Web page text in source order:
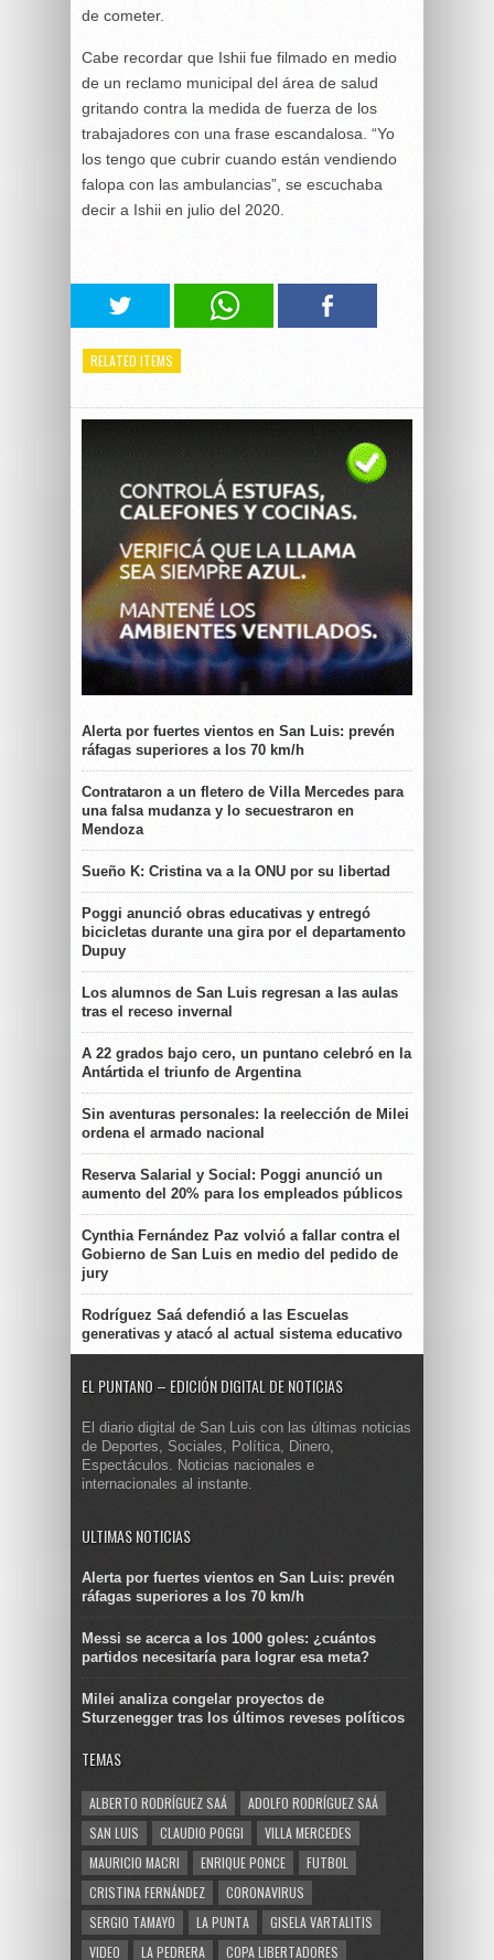
de cometer.
Cabe recordar que Ishii fue filmado en medio
de un reclamo municipal del área de salud
gritando contra la medida de fuerza de los
trabajadores con una frase escandalosa. “Yo
los tengo que cubrir cuando están vendiendo
falopa con las ambulancias”, se escuchaba
decir a Ishii en julio del 2020.
RELATED ITEMS
Alerta por fuertes vientos en San Luis: prevén
ráfagas superiores a los 70 km/h
Contrataron a un fletero de Villa Mercedes para
una falsa mudanza y lo secuestraron en
Mendoza
Sueño K: Cristina va a la ONU por su libertad
Poggi anunció obras educativas y entregó
bicicletas durante una gira por el departamento
Dupuy
Los alumnos de San Luis regresan a las aulas
tras el receso invernal
A 22 grados bajo cero, un puntano celebró en la
Antártida el triunfo de Argentina
Sin aventuras personales: la reelección de Milei
ordena el armado nacional
Reserva Salarial y Social: Poggi anunció un
aumento del 20% para los empleados públicos
Cynthia Fernández Paz volvió a fallar contra el
Gobierno de San Luis en medio del pedido de
jury
Rodríguez Saá defendió a las Escuelas
generativas y atacó al actual sistema educativo
EL PUNTANO – EDICIÓN DIGITAL DE NOTICIAS
El diario digital de San Luis con las últimas noticias
de Deportes, Sociales, Política, Dinero,
Espectáculos. Noticias nacionales e
internacionales al instante.
ULTIMAS NOTICIAS
Alerta por fuertes vientos en San Luis: prevén
ráfagas superiores a los 70 km/h
Messi se acerca a los 1000 goles: ¿cuántos
partidos necesitaría para lograr esa meta?
Milei analiza congelar proyectos de
Sturzenegger tras los últimos reveses políticos
TEMAS
ALBERTO RODRÍGUEZ SAÁ
ADOLFO RODRÍGUEZ SAÁ
SAN LUIS
CLAUDIO POGGI
VILLA MERCEDES
MAURICIO MACRI
ENRIQUE PONCE
FUTBOL
CRISTINA FERNÁNDEZ
CORONAVIRUS
SERGIO TAMAYO
LA PUNTA
GISELA VARTALITIS
VIDEO
LA PEDRERA COPA LIBERTADORES